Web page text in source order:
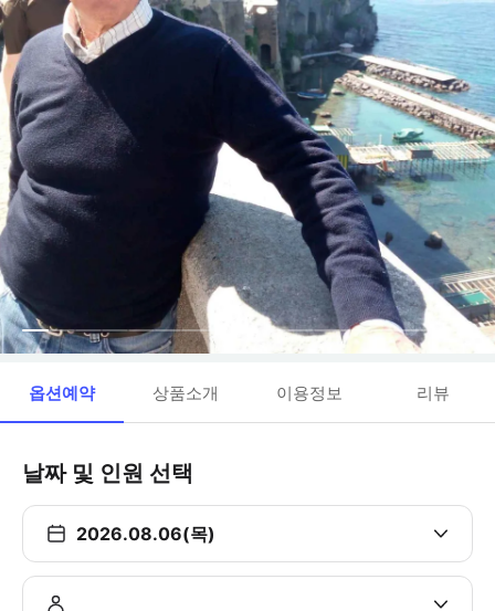
옵션예약 상품소개 이용정보 리뷰
날짜 및 인원 선택
2026.08.06(목)